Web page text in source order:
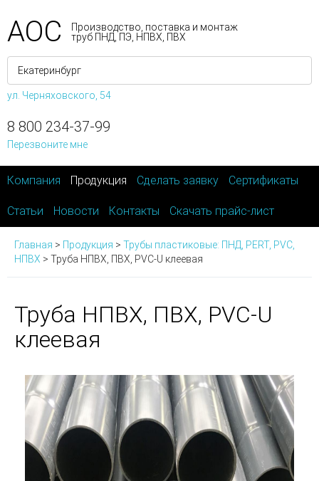
АОС
Производство, поставка и монтаж
труб ПНД, ПЭ, НПВХ, ПВХ
ул. Черняховского, 54
8 800 234-37-99
Перезвоните мне
Компания Продукция Сделать заявку Сертификаты
Статьи Новости Контакты Скачать прайс-лист
Главная > Продукция > Трубы пластиковые: ПНД, PERT, PVC,
НПВХ > Труба НПВХ, ПВХ, PVC-U клеевая
Труба НПВХ, ПВХ, PVC-U
клеевая